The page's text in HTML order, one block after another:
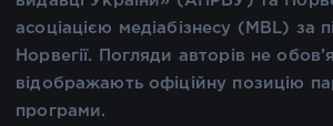
асоціацією медіабізнесу (MBL) за
Норвегії. Погляди авторів не
відображають офіційну позицію
програми.